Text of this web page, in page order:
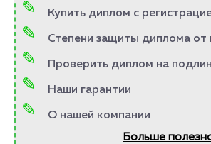
Купить диплом с
Степени защиты диплома от
Проверить диплом на
Наши гарантии
О нашей компании
Больше